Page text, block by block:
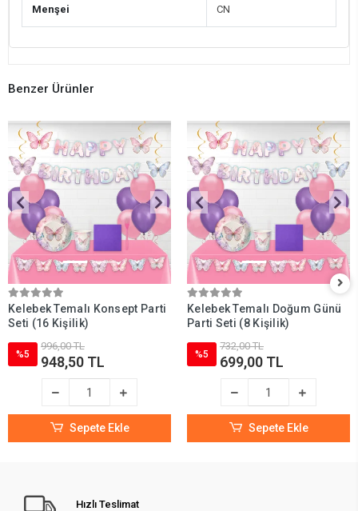
Menşei CN
Benzer Ürünler
Kelebek Temalı Konsept Parti
Seti (16 Kişilik)
%5
996,00 TL
948,50 TL
Sepete Ekle
Kelebek Temalı Doğum Günü
Parti Seti (8 Kişilik)
%5
732,00 TL
699,00 TL
Sepete Ekle
Hızlı Teslimat